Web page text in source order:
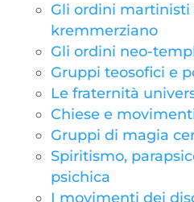
Gli ordini martinisti
kremmerziano
Gli ordini neo-
Gruppi teosofici e
Le fraternità
Chiese e
Gruppi di magia
Spiritismo,
psichica
I movimenti dei